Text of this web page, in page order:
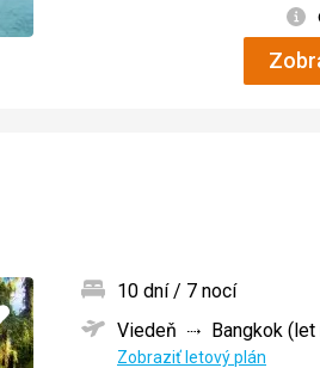
Pridať
do
obľúbených
10 dní / 7 nocí
Viedeň
Bangkok
Zobraziť letový plán